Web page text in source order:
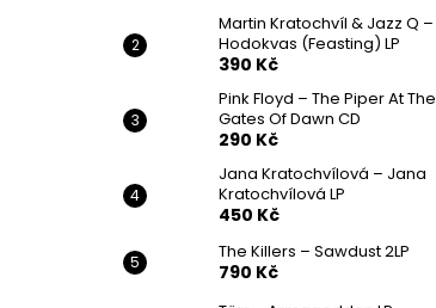
Martin Kratochvíl & Jazz Q ‎–
Hodokvas (Feasting) LP
390 Kč
Pink Floyd – The Piper At The
Gates Of Dawn CD
290 Kč
Jana Kratochvílová – Jana
Kratochvílová LP
450 Kč
The Killers – Sawdust 2LP
790 Kč